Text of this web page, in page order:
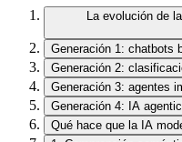
La evolución de
Generación 1: chatbots
Generación 2:
Generación 3: agentes
Generación 4: IA
Qué hace que la IA